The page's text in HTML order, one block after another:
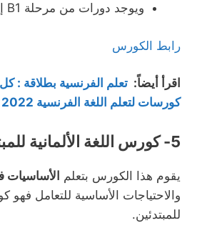
ويوجد دورات من مرحلة B1 إلى C1.
رابط الكورس
اقرأ أيضاً: تعلم الفرنسية بطلاقة :
كورسات لتعلم اللغة الفرنسية 2022
5- كورس اللغة الألمانية للمبتدئين
يقوم هذا الكورس بتعلم الأساسيات
والاحتياجات الأساسية للتعامل
للمبتدئين.